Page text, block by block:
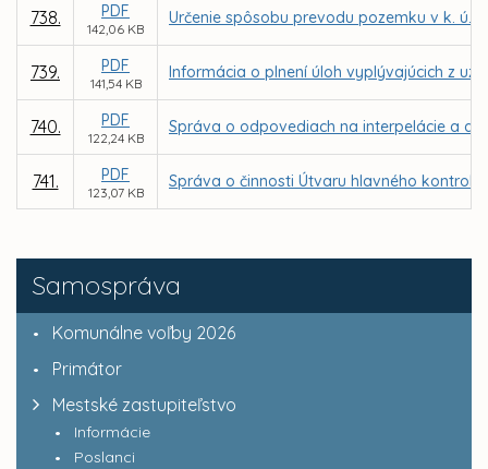
Samospráva
Komunálne voľby 2026
Primátor
Mestské zastupiteľstvo
Informácie
Poslanci
738. PDF
142,06 KB
Určenie spôsobu prevodu pozemku v k. ú.
739. PDF
141,54 KB
Informácia o plnení úloh vyplývajúcich z
740. PDF
122,24 KB
Správa o odpovediach na interpelácie a
741. PDF
123,07 KB
Správa o činnosti Útvaru hlavného